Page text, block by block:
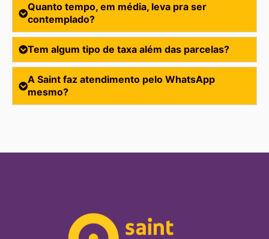
Quanto tempo, em média, leva pra ser
contemplado?
Tem algum tipo de taxa além das parcelas?
A Saint faz atendimento pelo WhatsApp
mesmo?